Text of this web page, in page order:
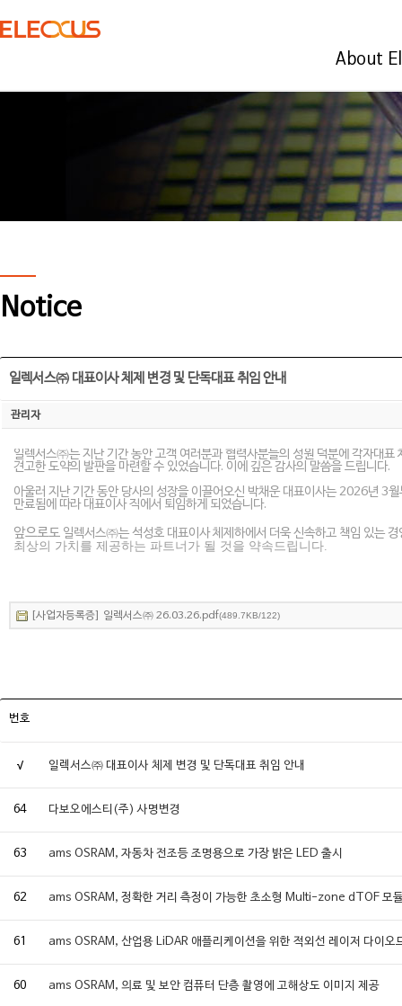
About
Notice
일렉서스㈜ 대표이사 체제 변경 및 단독대표 취임 안내
관리자
일렉서스㈜는 지난 기간 동안 고객 여러분과 협력사분들의 성원 덕분에 각자대표
견고한 도약의 발판을 마련할 수 있었습니다. 이에 깊은 감사의 말씀을 드립니다.
아울러 지난 기간 동안 당사의 성장을 이끌어오신 박채운 대표이사는 2026년 3월
만료됨에 따라 대표이사 직에서 퇴임하게 되었습니다.
앞으로도 일렉서스㈜는 석성호 대표이사 체제하에서 더욱 신속하고 책임 있는 경
최상의 가치를 제공하는 파트너가 될 것을 약속드립니다.
[사업자등록증] 일렉서스㈜ 26.03.26.pdf(489.7KB/122)
번호
√ 일렉서스㈜ 대표이사 체제 변경 및 단독대표 취임 안내
64 다보오에스티(주) 사명변경
63 ams OSRAM, 자동차 전조등 조명용으로 가장 밝은 LED 출시
62 ams OSRAM, 정확한 거리 측정이 가능한 초소형 Multi-zone dTOF 모
61 ams OSRAM, 산업용 LiDAR 애플리케이션을 위한 적외선 레이저 다이오
60 ams OSRAM, 의료 및 보안 컴퓨터 단층 촬영에 고해상도 이미지 제공